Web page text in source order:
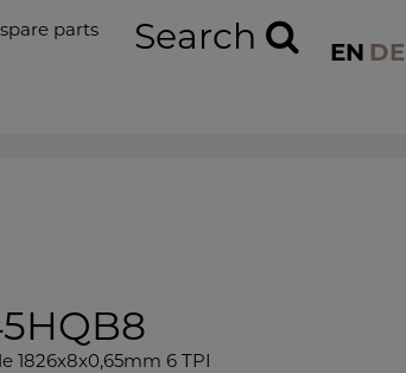
EN DE
spare parts Search
1826x8x0,65mm 6 TPI